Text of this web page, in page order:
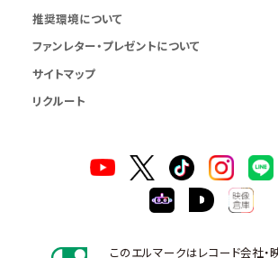
推奨環境について
ファンレター・プレゼントについて
サイトマップ
リクルート
このエルマークはレコード会社